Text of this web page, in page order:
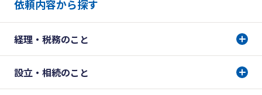
依頼内容から探す
経理・税務のこと
設立・相続のこと